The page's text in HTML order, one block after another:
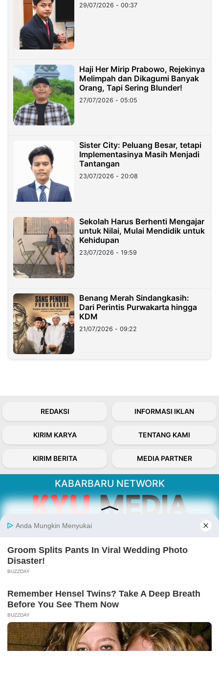
29/07/2026 - 00:37
Haji Her Mirip Prabowo, Rejekinya
Melimpah dan Dikagumi Banyak
Orang, Tapi Sering Blunder!
27/07/2026 - 05:05
Sister City: Peluang Besar, tetapi
Implementasinya Masih Menjadi
Tantangan
23/07/2026 - 20:08
Sekolah Harus Berhenti Mengajar
untuk Nilai, Mulai Mendidik untuk
Kehidupan
23/07/2026 - 19:59
Benang Merah Sindangkasih:
Dari Perintis Purwakarta hingga
KDM
21/07/2026 - 09:22
REDAKSI INFORMASI IKLAN
KIRIM KARYA TENTANG KAMI
KIRIM BERITA MEDIA PARTNER
KABARBARU NETWORK
Follow Kabarbaru